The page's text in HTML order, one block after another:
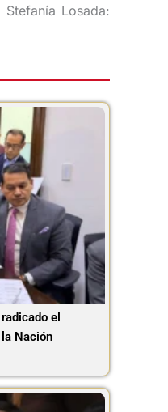
Losada:
el
Nación